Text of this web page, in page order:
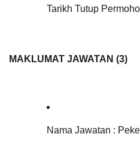
Tarikh Tutup
MAKLUMAT JAWATAN (3)
Nama Jawatan :